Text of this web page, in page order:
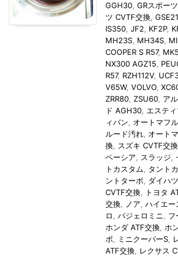
GGH30 GRスポー
ツ CVTF交換 GSE21
IS350 JF2 KF2P,
MH23S MH34S
COOPER S R57,
NX300 AGZ15
R57, RZH112V,
V65W, VOLVO
ZRR80 ZSU60 ア
ド AGH30 エスティ
ィバン
オートマフ
ルード汚れ オート
換
スズキ CVTF交換
ペーシア
スラッジ
トカスタム
タント
ントターボ
ダイハ
CVTF交換
トヨタ
交換
ノア ハイエー
ロ
パジェロミニ フ
ホンダ ATF交換 ホ
ボ
ミニクーパーS
ATF交換
レクサス